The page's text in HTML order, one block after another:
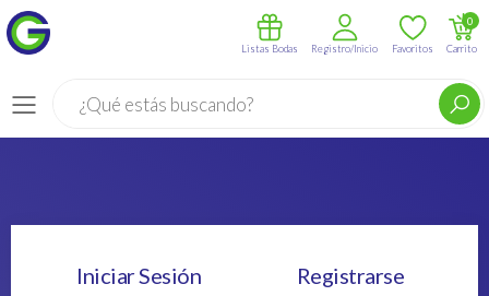
Menú
Listas Bodas Registro/Inicio Favoritos Carrito
0
Iniciar Sesión Registrarse